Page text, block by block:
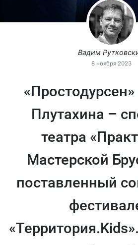
Вадим
8 ноября 2023
Плутахина –
театра
Мастерской
поставленный